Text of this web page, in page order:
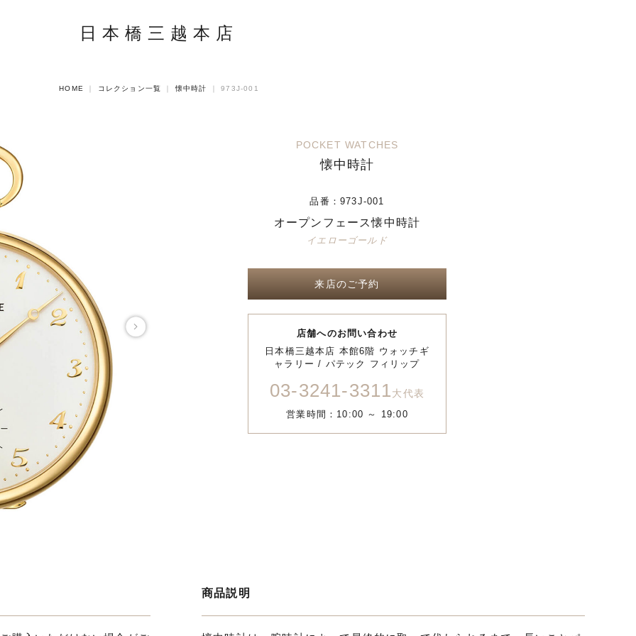
日本橋三越本店
HOME コレクション一覧 懐中時計 ｜973J-001
POCKET WATCHES
懐中時計
品番： 973J-001
オープンフェース懐中時計
イエローゴールド
来店のご予約
店舗へのお問い合わせ
日本橋三越本店 本館6階 ウォッチギ
ャラリー / パテック フィリップ
03-3241-3311大代表
営業時間：10:00 ～ 19:00
商品説明